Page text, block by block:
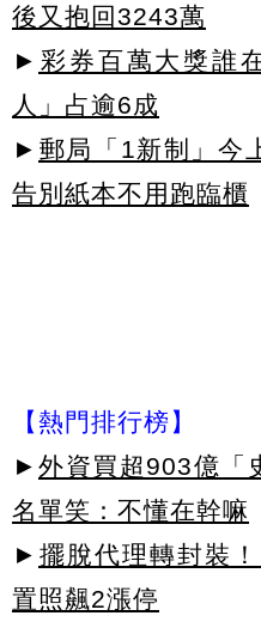
後又抱回3243萬
► 彩券百萬大獎誰
人」占逾6成
► 郵局「1新制」今
告別紙本不用跑臨櫃
【熱門排行榜】
► 外資買超903億「
名單笑：不懂在幹嘛
► 擺脫代理轉封裝
置照飆2漲停